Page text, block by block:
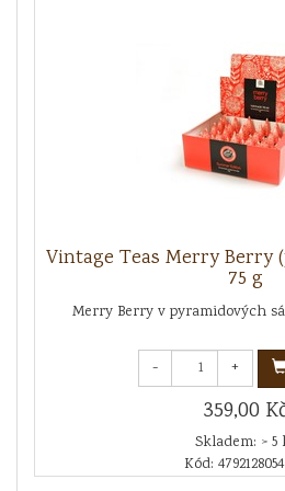
Vintage Teas Merry Berry
75 g
Merry Berry v pyramidových
- +
359,00
Skladem: > 5
Kód: